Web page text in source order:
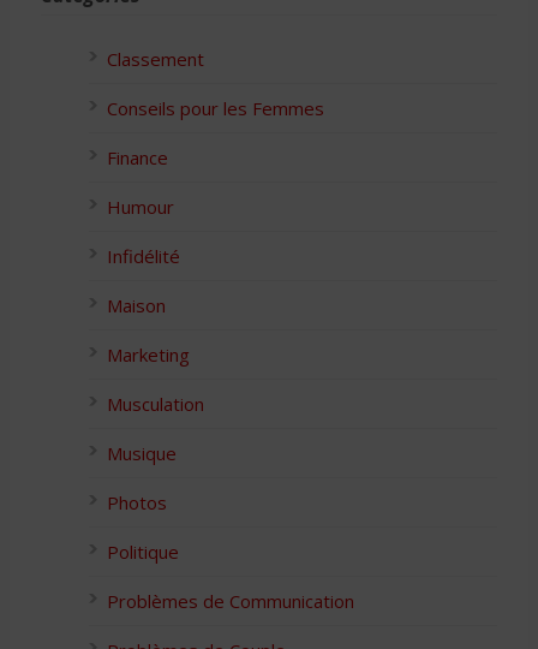
Classement
Conseils pour les Femmes
Finance
Humour
Infidélité
Maison
Marketing
Musculation
Musique
Photos
Politique
Problèmes de Communication